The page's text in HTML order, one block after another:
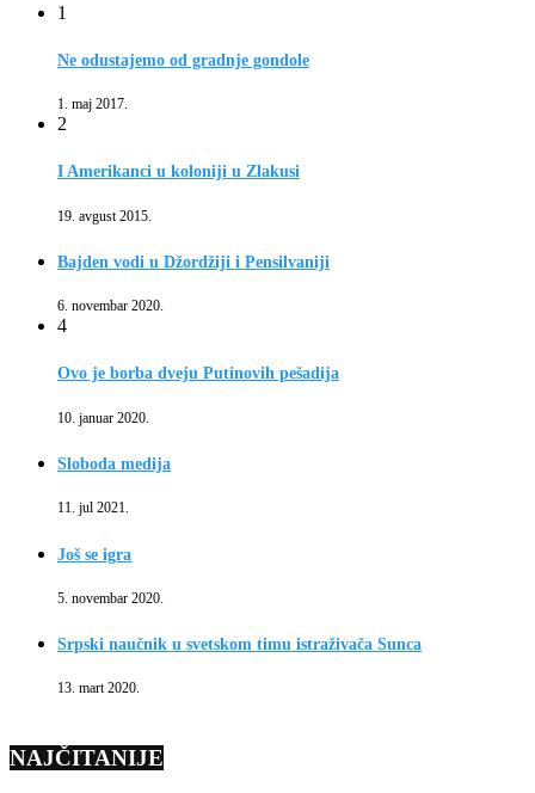
1
Ne odustajemo od gradnje gondole
1. maj 2017.
2
I Amerikanci u koloniji u Zlakusi
19. avgust 2015.
Bajden vodi u Džordžiji i Pensilvaniji
6. novembar 2020.
4
Ovo je borba dveju Putinovih pešadija
10. januar 2020.
Sloboda medija
11. jul 2021.
Još se igra
5. novembar 2020.
Srpski naučnik u svetskom timu istraživača Sunca
13. mart 2020.
NAJČITANIJE